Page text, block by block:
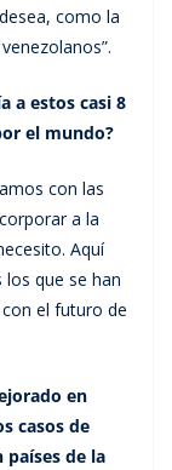
como la
a estos casi 8
el mundo?
con las
a la
Aquí
que se han
el futuro de
en
casos de
países de la